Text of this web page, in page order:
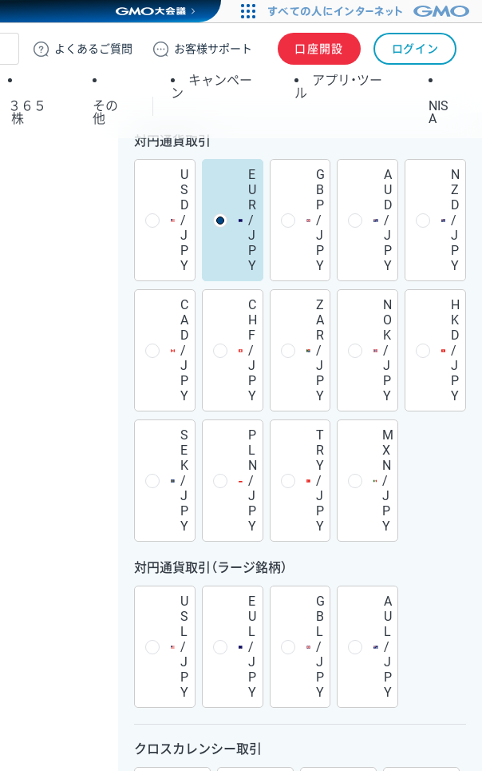
GMOクリック証券
よくある ご質問 お客様サポート 口座開設 ログイン
３６５
株
その
他
キャンペー
ン
アプリ・ツー
ル
NIS
A
対円通貨取引
U
S
D
/
J
P
Y
E
U
R
/
J
P
Y
G
B
P
/
J
P
Y
A
U
D
/
J
P
Y
N
Z
D
/
J
P
Y
C
A
D
/
J
P
Y
C
H
F
/
J
P
Y
Z
A
R
/
J
P
Y
N
O
K
/
J
P
Y
H
K
D
/
J
P
Y
S
E
K
/
J
P
Y
P
L
N
/
J
P
Y
T
R
Y
/
J
P
Y
M
X
N
/
J
P
Y
対円通貨取引（ラージ銘柄）
U
S
L
/
J
P
Y
E
U
L
/
J
P
Y
G
B
L
/
J
P
Y
A
U
L
/
J
P
Y
クロスカレンシー取引